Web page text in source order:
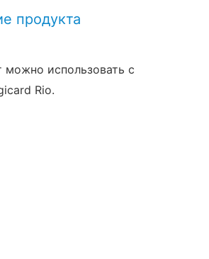
продукта
можно использовать с
Rio.